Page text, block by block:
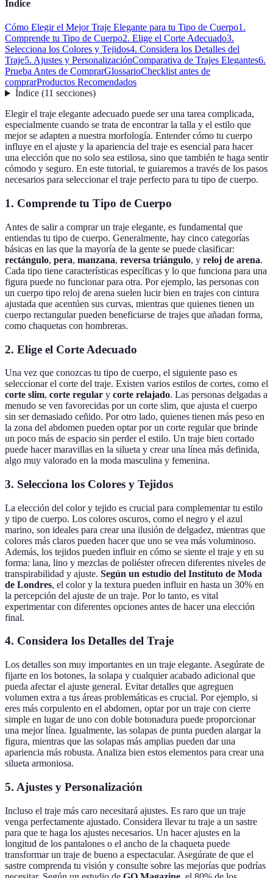
Índice
Cómo Elegir el Mejor Traje Elegante para tu Tipo de Cuerpo1.
Comprende tu Tipo de Cuerpo2. Elige el Corte Adecuado3.
Selecciona los Colores y Tejidos4. Considera los Detalles del
Traje5. Ajustes y PersonalizaciónComparativa de Trajes Elegantes6.
Prueba Antes de ComprarGlossarioChecklist antes de
comprarProductos Recomendados
Índice(11 secciones)
Elegir el traje elegante adecuado puede ser una tarea complicada,
especialmente cuando se trata de encontrar la talla y el estilo que
mejor se adapten a nuestra morfología. Entender cómo tu cuerpo
influye en el ajuste y la apariencia del traje es esencial para hacer
una elección que no solo sea estilosa, sino que también te haga sentir
cómodo y seguro. En este tutorial, te guiaremos a través de los pasos
necesarios para seleccionar el traje perfecto para tu tipo de cuerpo.
1. Comprende tu Tipo de Cuerpo
Antes de salir a comprar un traje elegante, es fundamental que
entiendas tu tipo de cuerpo. Generalmente, hay cinco categorías
básicas en las que la mayoría de la gente se puede clasificar:
rectángulo, pera, manzana, reversa triángulo, y reloj de arena.
Cada tipo tiene características específicas y lo que funciona para una
figura puede no funcionar para otra. Por ejemplo, las personas con
un cuerpo tipo reloj de arena suelen lucir bien en trajes con cintura
ajustada que acentúen sus curvas, mientras que quienes tienen un
cuerpo rectangular pueden beneficiarse de trajes que añadan forma,
como chaquetas con hombreras.
2. Elige el Corte Adecuado
Una vez que conozcas tu tipo de cuerpo, el siguiente paso es
seleccionar el corte del traje. Existen varios estilos de cortes, como el
corte slim, corte regular y corte relajado. Las personas delgadas a
menudo se ven favorecidas por un corte slim, que ajusta el cuerpo
sin ser demasiado ceñido. Por otro lado, quienes tienen más peso en
la zona del abdomen pueden optar por un corte regular que brinde
un poco más de espacio sin perder el estilo. Un traje bien cortado
puede hacer maravillas en la silueta y crear una línea más definida,
algo muy valorado en la moda masculina y femenina.
3. Selecciona los Colores y Tejidos
La elección del color y tejido es crucial para complementar tu estilo
y tipo de cuerpo. Los colores oscuros, como el negro y el azul
marino, son ideales para crear una ilusión de delgadez, mientras que
colores más claros pueden hacer que uno se vea más voluminoso.
Además, los tejidos pueden influir en cómo se siente el traje y en su
forma: lana, lino y mezclas de poliéster ofrecen diferentes niveles de
transpirabilidad y ajuste. Según un estudio del Instituto de Moda
de Londres, el color y la textura pueden influir en hasta un 30% en
la percepción del ajuste de un traje. Por lo tanto, es vital
experimentar con diferentes opciones antes de hacer una elección
final.
4. Considera los Detalles del Traje
Los detalles son muy importantes en un traje elegante. Asegúrate de
fijarte en los botones, la solapa y cualquier acabado adicional que
pueda afectar el ajuste general. Evitar detalles que agreguen
volumen extra a tus áreas problemáticas es crucial. Por ejemplo, si
eres más corpulento en el abdomen, optar por un traje con cierre
simple en lugar de uno con doble botonadura puede proporcionar
una mejor línea. Igualmente, las solapas de punta pueden alargar la
figura, mientras que las solapas más amplias pueden dar una
apariencia más robusta. Analiza bien estos elementos para crear una
silueta armoniosa.
5. Ajustes y Personalización
Incluso el traje más caro necesitará ajustes. Es raro que un traje
venga perfectamente ajustado. Considera llevar tu traje a un sastre
para que te haga los ajustes necesarios. Un hacer ajustes en la
longitud de los pantalones o el ancho de la chaqueta puede
transformar un traje de bueno a espectacular. Asegúrate de que el
sastre comprenda tu visión y consulte sobre las mejorías que podrías